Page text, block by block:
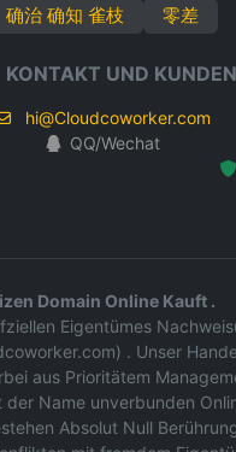
确治 确知 雀枝
零差
KONTAKT UND KUNDEN
hi@Cloudcoworker.com
QQ/Wechat
Domain Online Kauft .
Eigentümes
. Unser
aus Prioritätem
der Name unverbunden
Absolut Null